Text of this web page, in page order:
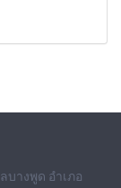
างพูด อำเภอ